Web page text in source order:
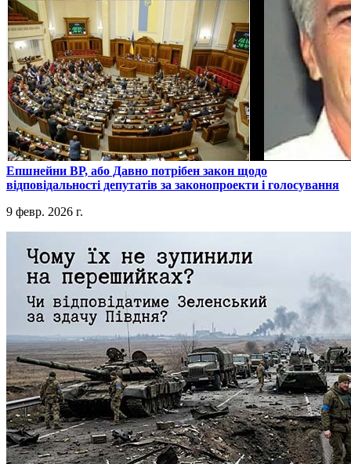
​Епшнейни ВР, або Давно потрібен закон щодо
відповідальності депутатів за законопроекти і голосування
9 февр. 2026 г.